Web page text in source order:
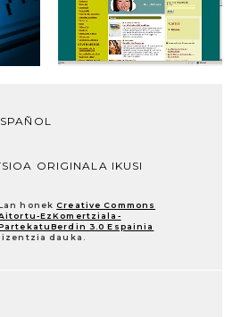
ORIGINALA IKUSI
honek Creative Commons
EzKomertziala-
3.0 Espainia
dauka.